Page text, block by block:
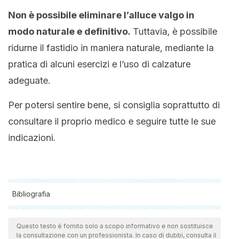
Non è possibile eliminare l’alluce valgo in
modo naturale e definitivo. Tuttavia, è possibile
ridurne il fastidio in maniera naturale, mediante la
pratica di alcuni esercizi e l’uso di calzature
adeguate.
Per potersi sentire bene, si consiglia soprattutto di
consultare il proprio medico e seguire tutte le sue
indicazioni.
Bibliografia
Tutte le fonti citate sono state esaminate a fondo dal nostro
team per garantirne la qualità, l'affidabilità, l'attualità e la
Questo testo è fornito solo a scopo informativo e non sostituisce
la consultazione con un professionista. In caso di dubbi, consulta il